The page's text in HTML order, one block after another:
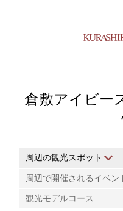
倉敷アイビー
周辺の観光スポット
周辺で開催されるイベン
観光モデルコース